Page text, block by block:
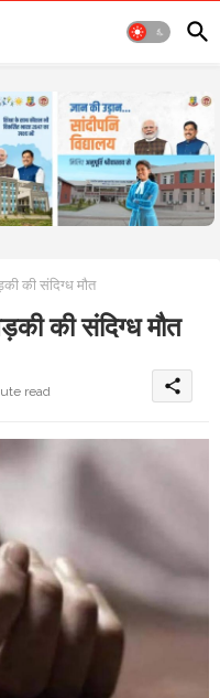
की संदिग्ध मौत
की संदिग्ध मौत
read share